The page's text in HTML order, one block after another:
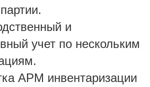
и
учет по нескольким
АРМ инвентаризации